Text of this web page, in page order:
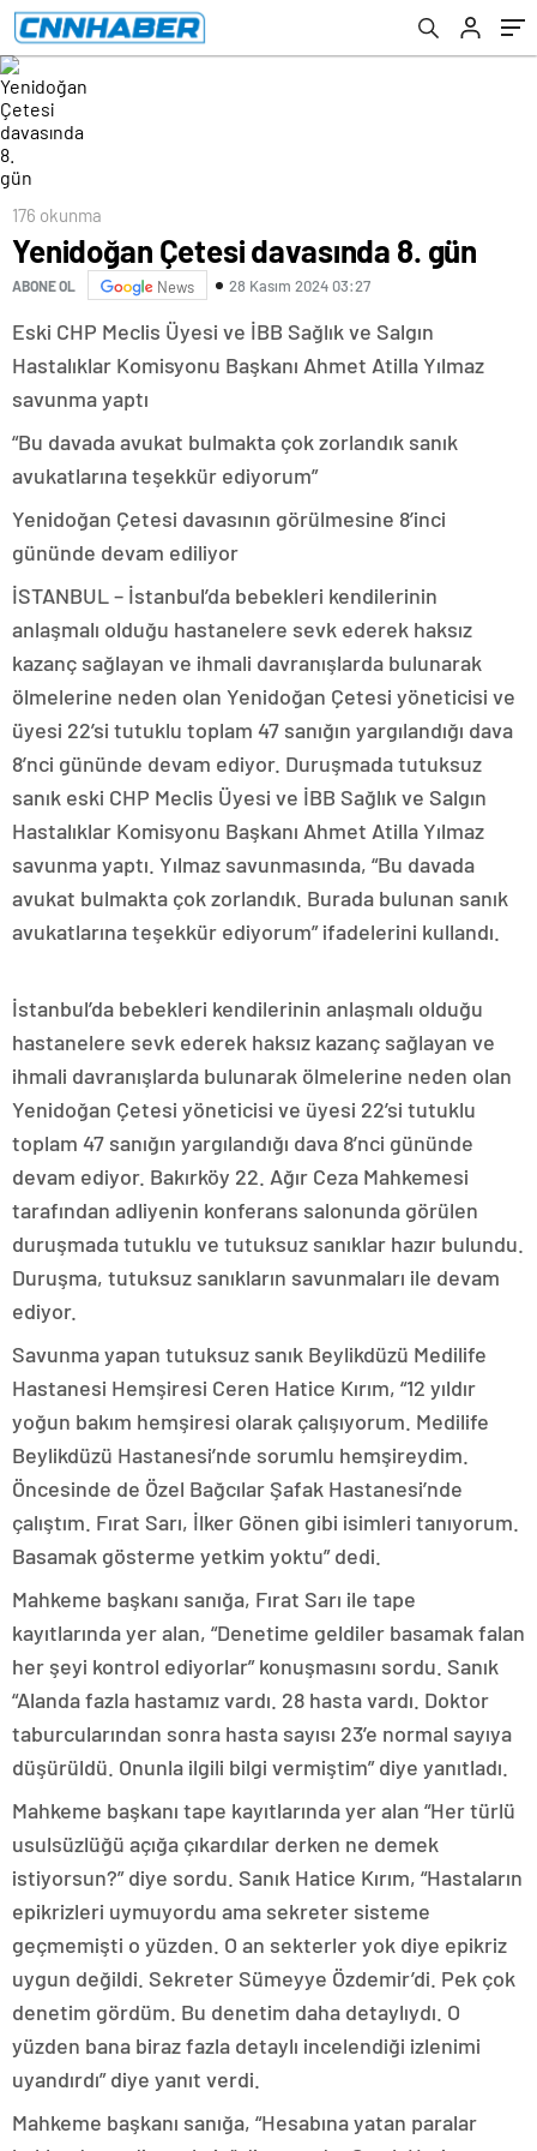
176 okunma
Yenidoğan Çetesi davasında 8. gün
ABONE OL News 28 Kasım 2024 03:27
Eski CHP Meclis Üyesi ve İBB Sağlık ve Salgın
Hastalıklar Komisyonu Başkanı Ahmet Atilla Yılmaz
savunma yaptı
“Bu davada avukat bulmakta çok zorlandık sanık
avukatlarına teşekkür ediyorum”
Yenidoğan Çetesi davasının görülmesine 8’inci
gününde devam ediliyor
İSTANBUL – İstanbul’da bebekleri kendilerinin
anlaşmalı olduğu hastanelere sevk ederek haksız
kazanç sağlayan ve ihmali davranışlarda bulunarak
ölmelerine neden olan Yenidoğan Çetesi yöneticisi ve
üyesi 22’si tutuklu toplam 47 sanığın yargılandığı dava
8’nci gününde devam ediyor. Duruşmada tutuksuz
sanık eski CHP Meclis Üyesi ve İBB Sağlık ve Salgın
Hastalıklar Komisyonu Başkanı Ahmet Atilla Yılmaz
savunma yaptı. Yılmaz savunmasında, “Bu davada
avukat bulmakta çok zorlandık. Burada bulunan sanık
avukatlarına teşekkür ediyorum” ifadelerini kullandı.
İstanbul’da bebekleri kendilerinin anlaşmalı olduğu
hastanelere sevk ederek haksız kazanç sağlayan ve
ihmali davranışlarda bulunarak ölmelerine neden olan
Yenidoğan Çetesi yöneticisi ve üyesi 22’si tutuklu
toplam 47 sanığın yargılandığı dava 8’nci gününde
devam ediyor. Bakırköy 22. Ağır Ceza Mahkemesi
tarafından adliyenin konferans salonunda görülen
duruşmada tutuklu ve tutuksuz sanıklar hazır bulundu.
Duruşma, tutuksuz sanıkların savunmaları ile devam
ediyor.
Savunma yapan tutuksuz sanık Beylikdüzü Medilife
Hastanesi Hemşiresi Ceren Hatice Kırım, “12 yıldır
yoğun bakım hemşiresi olarak çalışıyorum. Medilife
Beylikdüzü Hastanesi’nde sorumlu hemşireydim.
Öncesinde de Özel Bağcılar Şafak Hastanesi’nde
çalıştım. Fırat Sarı, İlker Gönen gibi isimleri tanıyorum.
Basamak gösterme yetkim yoktu” dedi.
Mahkeme başkanı sanığa, Fırat Sarı ile tape
kayıtlarında yer alan, “Denetime geldiler basamak falan
her şeyi kontrol ediyorlar” konuşmasını sordu. Sanık
“Alanda fazla hastamız vardı. 28 hasta vardı. Doktor
taburcularından sonra hasta sayısı 23’e normal sayıya
düşürüldü. Onunla ilgili bilgi vermiştim” diye yanıtladı.
Mahkeme başkanı tape kayıtlarında yer alan “Her türlü
usulsüzlüğü açığa çıkardılar derken ne demek
istiyorsun?” diye sordu. Sanık Hatice Kırım, “Hastaların
epikrizleri uymuyordu ama sekreter sisteme
geçmemişti o yüzden. O an sekterler yok diye epikriz
uygun değildi. Sekreter Sümeyye Özdemir’di. Pek çok
denetim gördüm. Bu denetim daha detaylıydı. O
yüzden bana biraz fazla detaylı incelendiği izlenimi
uyandırdı” diye yanıt verdi.
Mahkeme başkanı sanığa, “Hesabına yatan paralar